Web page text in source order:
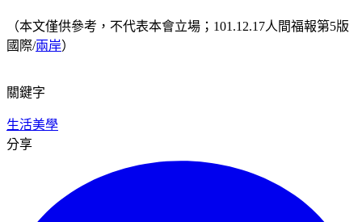
（本文僅供參考，不代表本會立場；101.12.17人間福報第5版
國際/兩岸）
關鍵字
生活美學
分享